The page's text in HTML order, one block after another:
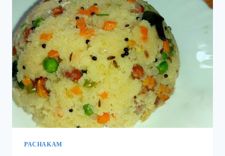
ഇതും
കൂടി
ചേർത്ത്
പൊടി
നനക്കു!
ചോറ്
കൊണ്ട്
നല്ല
സോഫ്റ്റ്
പുട്ട്
റെഡി!!
|
PACHAKAM